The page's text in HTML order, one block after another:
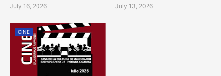
July 16, 2026 July 13, 2026
CINE